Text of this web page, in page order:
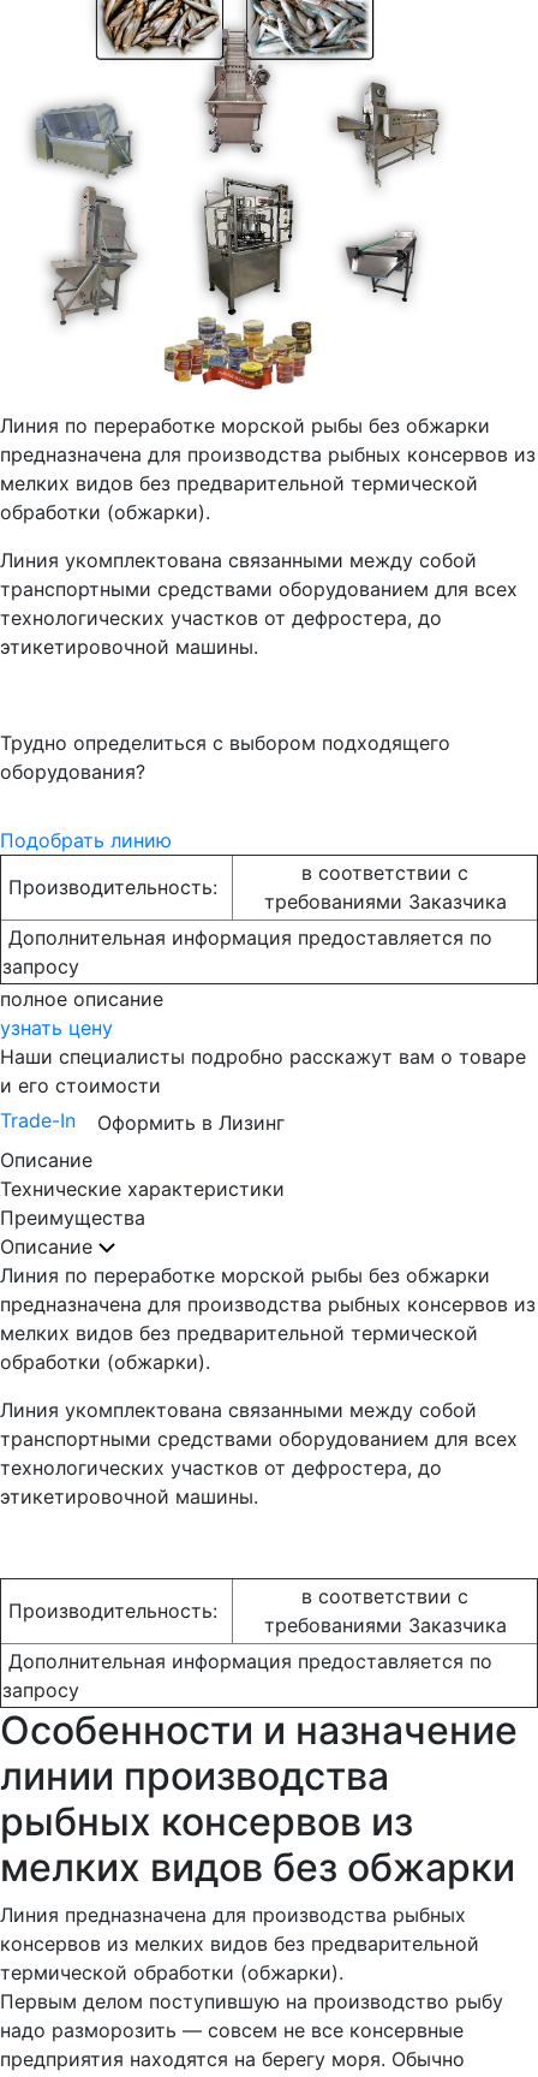
Линия по переработке морской рыбы без обжарки
предназначена для производства рыбных консервов из
мелких видов без предварительной термической
обработки (обжарки).
Линия укомплектована связанными между собой
транспортными средствами оборудованием для всех
технологических участков от дефростера, до
этикетировочной машины.
Трудно определиться с выбором подходящего
оборудования?
Подобрать линию
Производительность:
в соответствии с
требованиями Заказчика
Дополнительная информация предоставляется по
запросу
полное описание
узнать цену
Наши специалисты подробно расскажут вам о товаре
и его стоимости
Trade-In
Оформить в Лизинг
Описание
Технические характеристики
Преимущества
Описание
Линия по переработке морской рыбы без обжарки
предназначена для производства рыбных консервов из
мелких видов без предварительной термической
обработки (обжарки).
Линия укомплектована связанными между собой
транспортными средствами оборудованием для всех
технологических участков от дефростера, до
этикетировочной машины.
Производительность:
в соответствии с
требованиями Заказчика
Дополнительная информация предоставляется по
запросу
Особенности и назначение
линии производства
рыбных консервов из
мелких видов без обжарки
Линия предназначена для производства рыбных
консервов из мелких видов без предварительной
термической обработки (обжарки).
Первым делом поступившую на производство рыбу
надо разморозить — совсем не все консервные
предприятия находятся на берегу моря. Обычно